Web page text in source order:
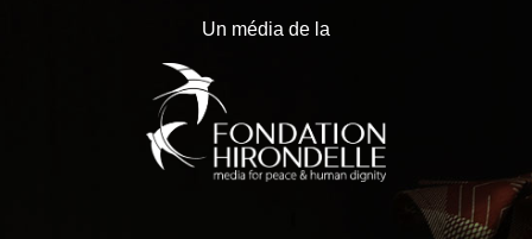
Un média de la